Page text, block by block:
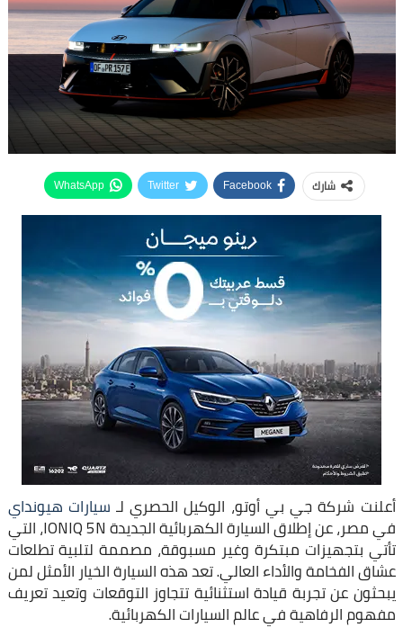
شارك Facebook
Twitter
WhatsApp
أعلنت شركة جي بي أوتو، الوكيل الحصري لـ سيارات هيونداي
في مصر، عن إطلاق السيارة الكهربائية الجديدة IONIQ 5N، التي
تأتي بتجهيزات مبتكرة وغير مسبوقة، مصممة لتلبية تطلعات
عشاق الفخامة والأداء العالي. تعد هذه السيارة الخيار الأمثل لمن
يبحثون عن تجربة قيادة استثنائية تتجاوز التوقعات وتعيد تعريف
مفهوم الرفاهية في عالم السيارات الكهربائية.